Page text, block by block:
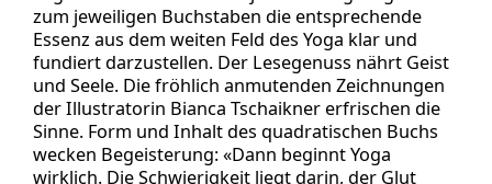
zum jeweiligen Buchstaben die entsprechende
Essenz aus dem weiten Feld des Yoga klar und
fundiert darzustellen. Der Lesegenuss nährt Geist
und Seele. Die fröhlich anmutenden Zeichnungen
der Illustratorin Bianca Tschaikner erfrischen die
Sinne. Form und Inhalt des quadratischen Buchs
wecken Begeisterung: «Dann beginnt Yoga
wirklich. Die Schwierigkeit liegt darin, der Glut